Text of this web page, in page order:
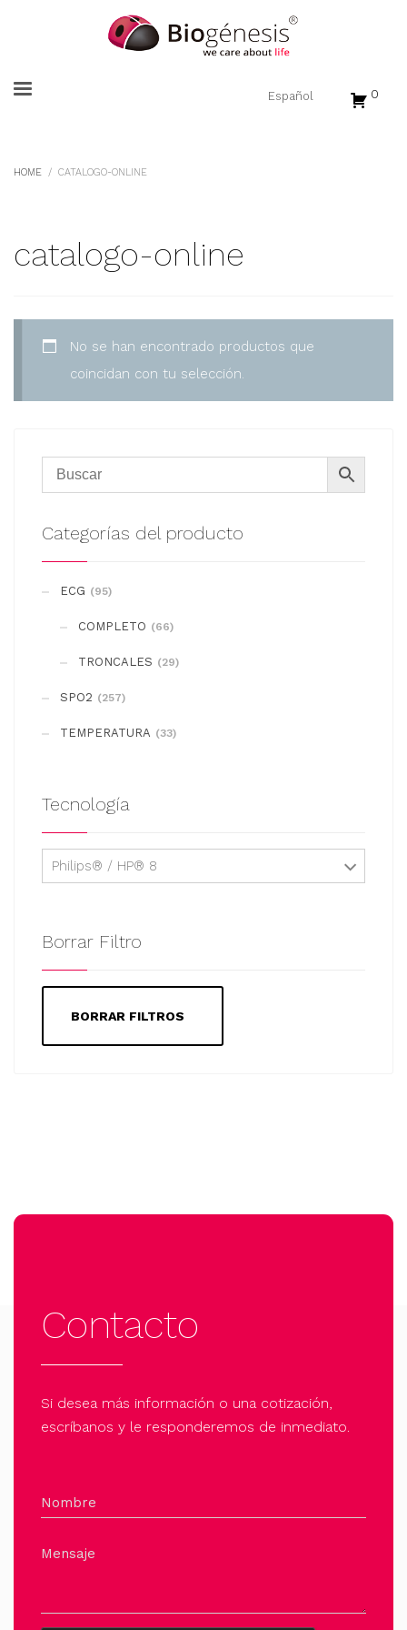
0
HOME CATALOGO-ONLINE
catalogo-online
No se han encontrado productos que
coincidan con tu selección.
Categorías del producto
ECG (95)
COMPLETO (66)
TRONCALES (29)
SPO2 (257)
TEMPERATURA (33)
Tecnología
Philips® / HP® 8
Borrar Filtro
BORRAR FILTROS
Contacto
Si desea más información o una cotización,
escríbanos y le responderemos de inmediato.
Nombre
Mensaje